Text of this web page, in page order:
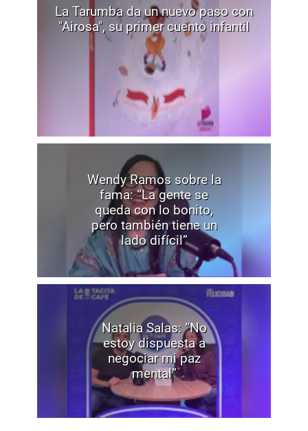
La Tarumba da un nuevo paso con
"Airosa", su primer cuento infantil
Wendy Ramos sobre la
fama: “La gente se
queda con lo bonito,
pero también tiene un
lado difícil”
Natalia Salas: “No
estoy dispuesta a
negociar mi paz
mental”